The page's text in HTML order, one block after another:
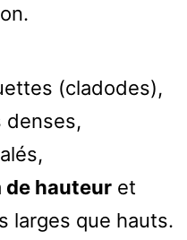
(cladodes),
denses,
de hauteur et
larges que hauts.